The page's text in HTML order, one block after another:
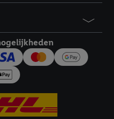
je in met alle verwerkingen
Meer informatie,
de gegevens en je recht om
moment in te trekken, vind je
de impressum voor de Lidl
over de cookies die